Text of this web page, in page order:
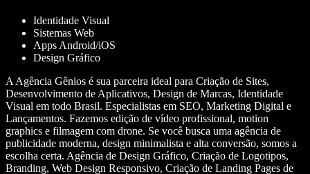
Identidade Visual
Sistemas Web
Apps Android/iOS
Design Gráfico
A Agência Gênios é sua parceira ideal para Criação de Sites,
Desenvolvimento de Aplicativos, Design de Marcas, Identidade
Visual em todo Brasil. Especialistas em SEO, Marketing Digital e
Lançamentos. Fazemos edição de vídeo profissional, motion
graphics e filmagem com drone. Se você busca uma agência de
publicidade moderna, design minimalista e alta conversão, somos a
escolha certa. Agência de Design Gráfico, Criação de Logotipos,
Branding, Web Design Responsivo, Criação de Landing Pages de